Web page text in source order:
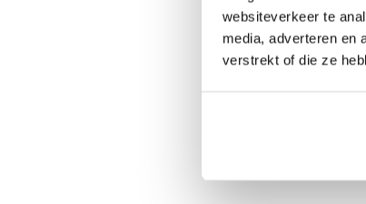
websiteverkeer te
media, adverteren en
verstrekt of die ze